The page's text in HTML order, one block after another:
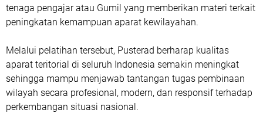
tenaga pengajar atau Gumil yang memberikan materi terkait
peningkatan kemampuan aparat kewilayahan.
Melalui pelatihan tersebut, Pusterad berharap kualitas
aparat teritorial di seluruh Indonesia semakin meningkat
sehingga mampu menjawab tantangan tugas pembinaan
wilayah secara profesional, modern, dan responsif terhadap
perkembangan situasi nasional.